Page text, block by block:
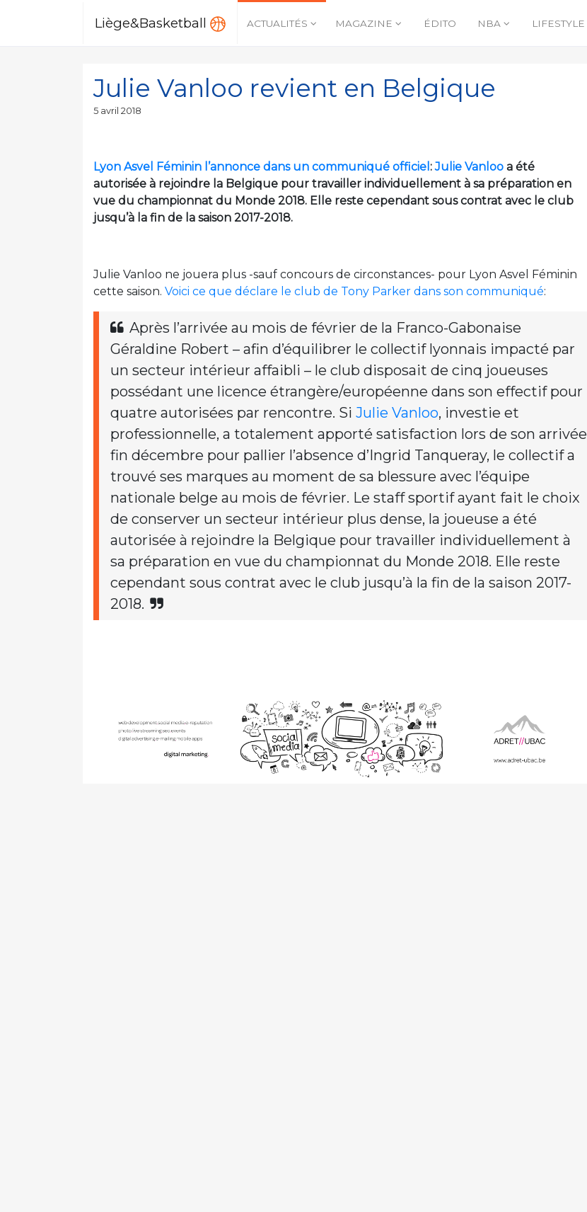
Liège&Basketball ACTUALITÉS MAGAZINE ÉDITO NBA LIFESTYLE
Julie Vanloo revient en Belgique
Publié
5 avril 2018
Lyon Asvel Féminin l’annonce dans un communiqué officiel :Julie Vanloo a été
autorisée à rejoindre la Belgique pour travailler individuellement à sa préparation en
vue du championnat du Monde 2018. Elle reste cependant sous contrat avec le club
jusqu’à la fin de la saison 2017-2018.
Julie Vanloo ne jouera plus -sauf concours de circonstances- pour Lyon Asvel Féminin
cette saison. Voici ce que déclare le club de Tony Parker dans son communiqué:
Après l’arrivée au mois de février de la Franco-Gabonaise
Géraldine Robert – afin d’équilibrer le collectif lyonnais impacté par
un secteur intérieur affaibli – le club disposait de cinq joueuses
possédant une licence étrangère/européenne dans son effectif pour
quatre autorisées par rencontre. Si Julie Vanloo, investie et
professionnelle, a totalement apporté satisfaction lors de son arrivée
fin décembre pour pallier l’absence d’Ingrid Tanqueray, le collectif a
trouvé ses marques au moment de sa blessure avec l’équipe
nationale belge au mois de février. Le staff sportif ayant fait le choix
de conserver un secteur intérieur plus dense, la joueuse a été
autorisée à rejoindre la Belgique pour travailler individuellement à
sa préparation en vue du championnat du Monde 2018. Elle reste
cependant sous contrat avec le club jusqu’à la fin de la saison 2017-
2018.